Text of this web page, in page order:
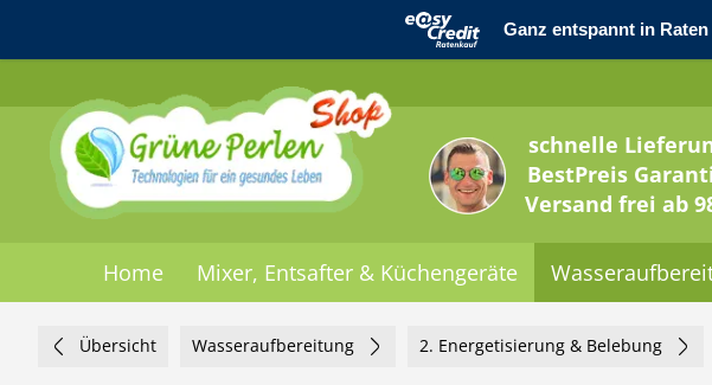
schnelle
BestPreis
Versand frei ab
Home Mixer, Entsafter & Küchengeräte
Übersicht Wasseraufbereitung 2. Energetisierung & Belebung